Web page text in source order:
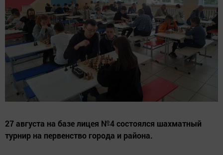
27 августа на базе лицея №4 состоялся шахматный
турнир на первенство города и района.